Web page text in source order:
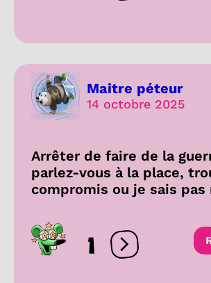
Maitre péteur
14 octobre 2025
Arrêter de faire de la
parlez-vous à la place,
compromis ou je sais pas
1 Ouvrir les